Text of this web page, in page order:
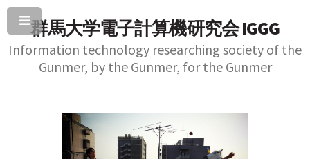
群馬大学電子計算機研究会 IGGG
Information technology researching society of the
Gunmer, by the Gunmer, for the Gunmer